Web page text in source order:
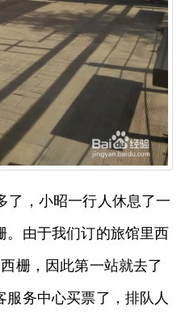
了，小昭一行人休息了一
。由于我们订的旅馆里西
栅，因此第一站就去了
务中心买票了，排队人